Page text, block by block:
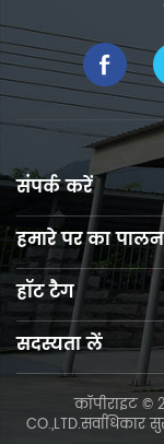
संपर्क करें
हमारे पर का
हॉट टैग
सदस्यता लें
कॉपीराइट ©
CO.,LTD.सर्वाधिकार